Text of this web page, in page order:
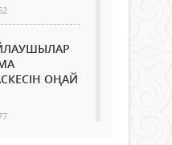
ОҢАЙ